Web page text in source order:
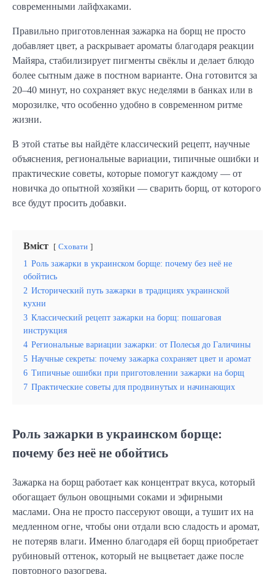
современными лайфхаками.
Правильно приготовленная зажарка на борщ не просто
добавляет цвет, а раскрывает ароматы благодаря реакции
Майяра, стабилизирует пигменты свёклы и делает блюдо
более сытным даже в постном варианте. Она готовится за
20–40 минут, но сохраняет вкус неделями в банках или в
морозилке, что особенно удобно в современном ритме
жизни.
В этой статье вы найдёте классический рецепт, научные
объяснения, региональные вариации, типичные ошибки и
практические советы, которые помогут каждому — от
новичка до опытной хозяйки — сварить борщ, от которого
все будут просить добавки.
Вміст Сховати
1 Роль зажарки в украинском борще: почему без неё не
обойтись
2 Исторический путь зажарки в традициях украинской
кухни
3 Классический рецепт зажарки на борщ: пошаговая
инструкция
4 Региональные вариации зажарки: от Полесья до Галичины
5 Научные секреты: почему зажарка сохраняет цвет и аромат
6 Типичные ошибки при приготовлении зажарки на борщ
7 Практические советы для продвинутых и начинающих
Роль зажарки в украинском борще:
почему без неё не обойтись
Зажарка на борщ работает как концентрат вкуса, который
обогащает бульон овощными соками и эфирными
маслами. Она не просто пассеруют овощи, а тушит их на
медленном огне, чтобы они отдали всю сладость и аромат,
не потеряв влаги. Именно благодаря ей борщ приобретает
рубиновый оттенок, который не выцветает даже после
повторного разогрева.